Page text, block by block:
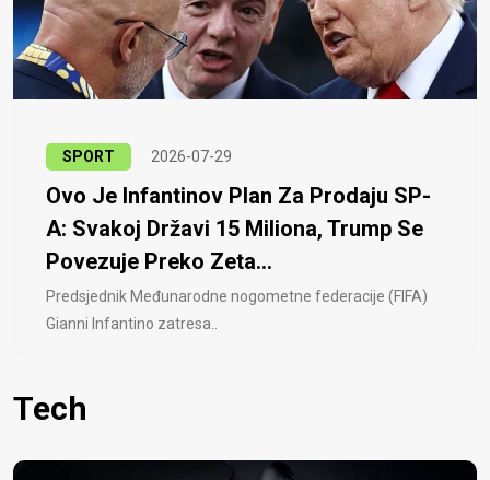
SPORT 2026-07-29
Ovo Je Infantinov Plan Za Prodaju SP-
A: Svakoj Državi 15 Miliona, Trump Se
Povezuje Preko Zeta...
Predsjednik Međunarodne nogometne federacije (FIFA)
Gianni Infantino zatresa..
Tech